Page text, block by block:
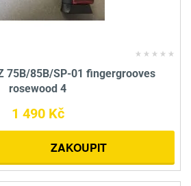
75B/85B/SP-01 fingergrooves
rosewood 4
1 490 Kč
ZAKOUPIT